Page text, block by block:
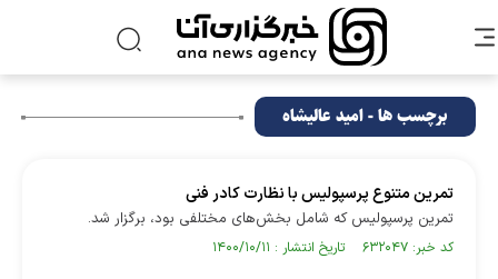
برچسب ها - امید عالیشاه
تمرین متنوع پرسپولیس با نظارت کادر فنی
تمرین پرسپولیس که شامل بخش‌های مختلفی بود، برگزار شد.
کد خبر: ۶۳۲۰۴۷ تاریخ انتشار : ۱۴۰۰/۱۰/۱۱